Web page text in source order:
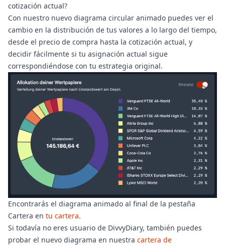
cotización actual?
Con nuestro nuevo diagrama circular animado puedes ver el
cambio en la distribución de tus valores a lo largo del tiempo,
desde el precio de compra hasta la cotización actual, y
decidir fácilmente si tu asignación actual sigue
correspondiéndose con tu estrategia original.
Encontrarás el diagrama animado al final de la pestaña
Cartera en tu cartera.
Si todavía no eres usuario de DivvyDiary, también puedes
probar el nuevo diagrama en nuestra cartera de